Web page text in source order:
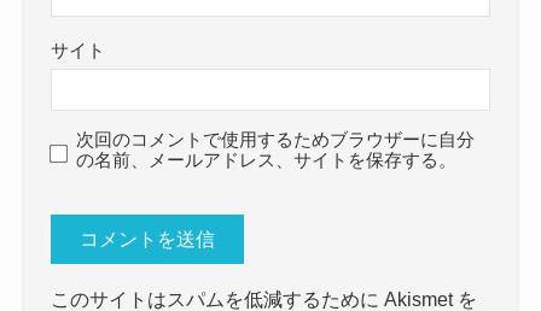
サイト
次回のコメントで使用するためブラウザーに自分
の名前、メールアドレス、サイトを保存する。
このサイトはスパムを低減するために Akismet を